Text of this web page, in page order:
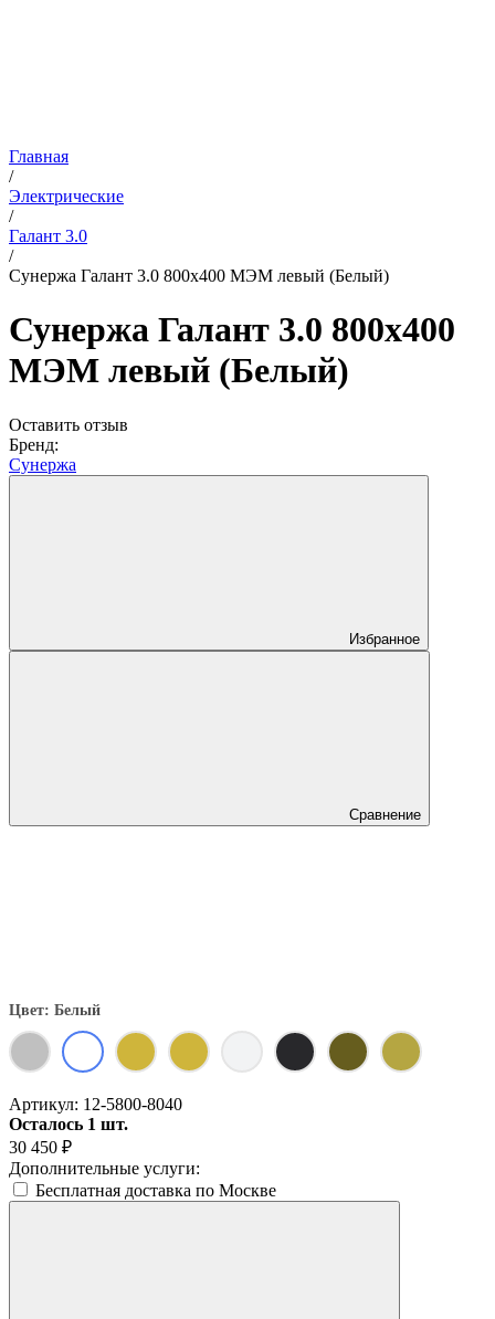
Главная
/
Электрические
/
Галант 3.0
/
Сунержа Галант 3.0 800х400 МЭМ левый (Белый)
Сунержа Галант 3.0 800х400
МЭМ левый (Белый)
Оставить отзыв
Бренд:
Сунержа
Избранное
Сравнение
Цвет: Белый
Артикул: 12-5800-8040
Осталось 1 шт.
30 450 ₽
Дополнительные услуги:
Бесплатная доставка по Москве